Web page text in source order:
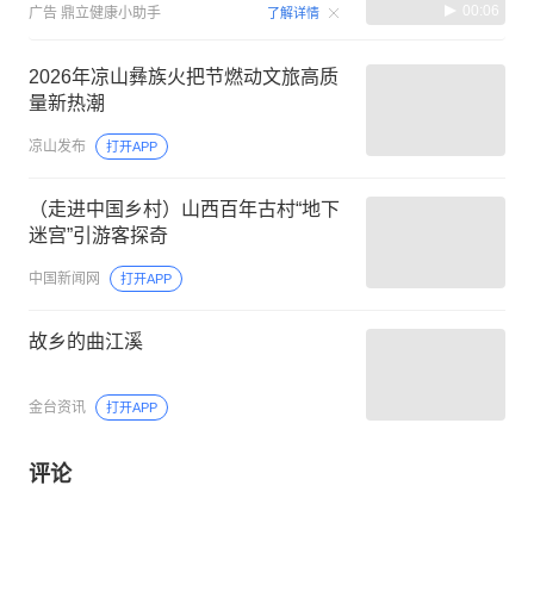
广告 鼎立健康小助手 了解详情 00:06
2026年凉山彝族火把节燃动文旅高质
量新热潮
凉山发布 打开APP
（走进中国乡村）山西百年古村“地下
迷宫”引游客探奇
中国新闻网 打开APP
故乡的曲江溪
金台资讯 打开APP
评论